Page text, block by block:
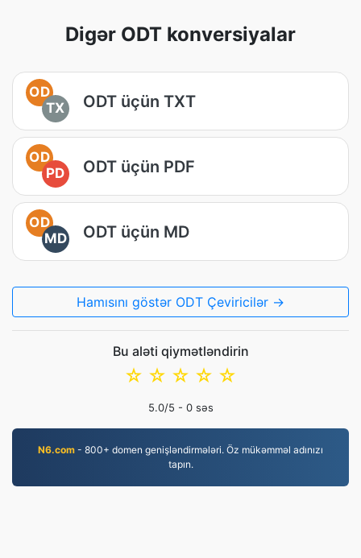
Digər ODT konversiyalar
OD
TX
ODT üçün TXT
OD
PD
ODT üçün PDF
OD
MD
ODT üçün MD
Hamısını göstər ODT Çeviricilər →
Bu aləti qiymətləndirin
☆
☆
☆
☆
☆
5.0/5 - 0səs
N6.com - 800+ domen genişləndirmələri. Öz mükəmməl adınızı
tapın.